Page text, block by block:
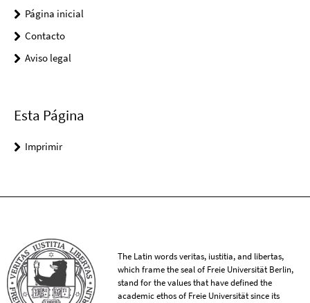
Página inicial
Contacto
Aviso legal
Esta Página
Imprimir
The Latin words veritas, iustitia, and libertas,
which frame the seal of Freie Universität Berlin,
stand for the values that have defined the
academic ethos of Freie Universität since its